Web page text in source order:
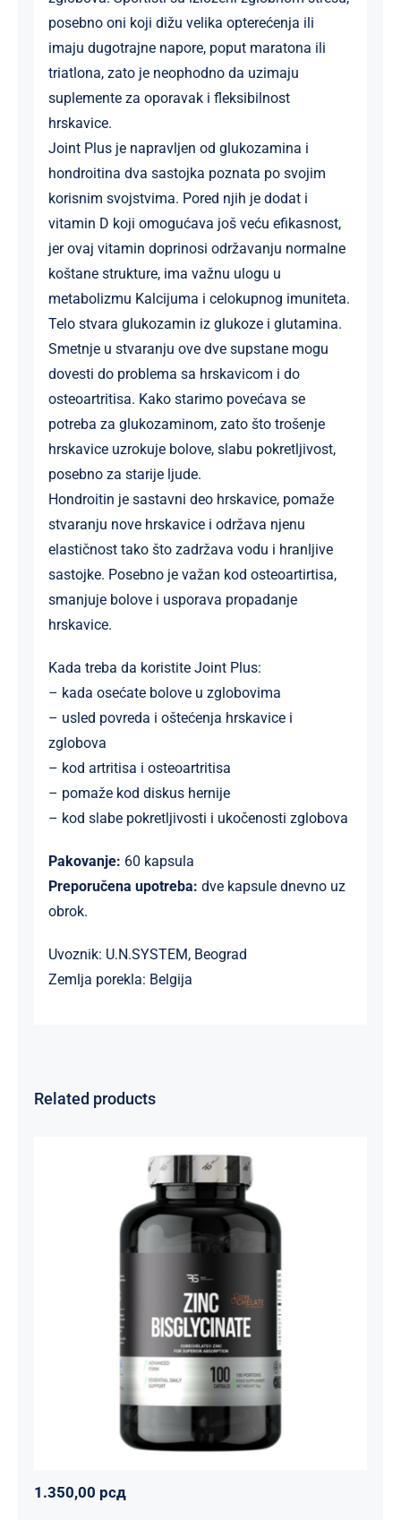
posebno oni koji dižu velika opterećenja ili
imaju dugotrajne napore, poput maratona ili
triatlona, zato je neophodno da uzimaju
suplemente za oporavak i fleksibilnost
hrskavice.
Joint Plus je napravljen od glukozamina i
hondroitina dva sastojka poznata po svojim
korisnim svojstvima. Pored njih je dodat i
vitamin D koji omogućava još veću efikasnost,
jer ovaj vitamin doprinosi održavanju normalne
koštane strukture, ima važnu ulogu u
metabolizmu Kalcijuma i celokupnog imuniteta.
Telo stvara glukozamin iz glukoze i glutamina.
Smetnje u stvaranju ove dve supstane mogu
dovesti do problema sa hrskavicom i do
osteoartritisa. Kako starimo povećava se
potreba za glukozaminom, zato što trošenje
hrskavice uzrokuje bolove, slabu pokretljivost,
posebno za starije ljude.
Hondroitin je sastavni deo hrskavice, pomaže
stvaranju nove hrskavice i održava njenu
elastičnost tako što zadržava vodu i hranljive
sastojke. Posebno je važan kod osteoartirtisa,
smanjuje bolove i usporava propadanje
hrskavice.
Kada treba da koristite Joint Plus:
– kada osećate bolove u zglobovima
– usled povreda i oštećenja hrskavice i
zglobova
– kod artritisa i osteoartritisa
– pomaže kod diskus hernije
– kod slabe pokretljivosti i ukočenosti zglobova
Pakovanje: 60 kapsula
Preporučena upotreba: dve kapsule dnevno uz
obrok.
Uvoznik: U.N.SYSTEM, Beograd
Zemlja porekla: Belgija
Related products
Cink Bisglicinat 20 mg – Zinc
Bisglycinate CoreChelate®, 100
kapsula
Basic supplements Svi proizvodi Vitaminko
1.350,00рсд
1.350,00 рсд